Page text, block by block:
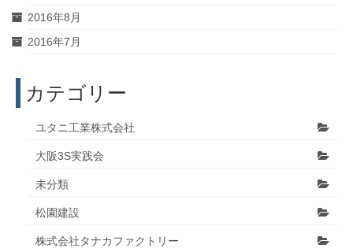
2016年8月
2016年7月
カテゴリー
ユタニ工業株式会社
大阪3S実践会
未分類
松園建設
株式会社タナカファクトリー